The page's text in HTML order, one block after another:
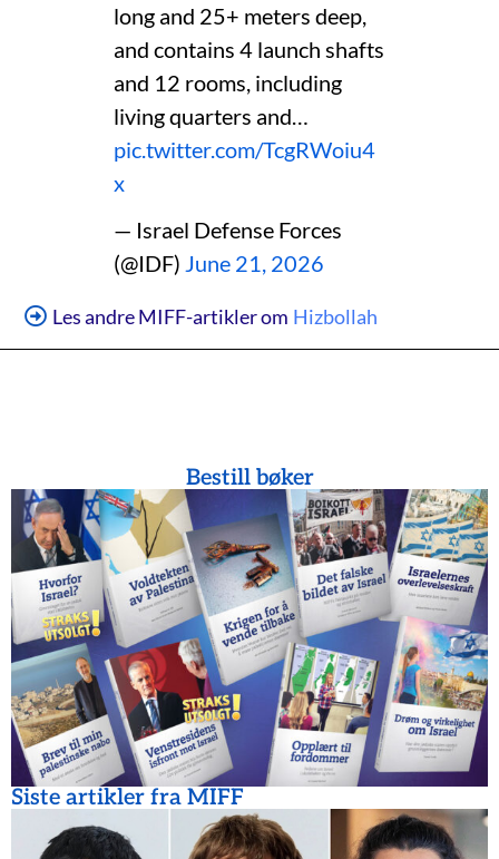
long and 25+ meters deep,
and contains 4 launch shafts
and 12 rooms, including
living quarters and…
pic.twitter.com/TcgRWoiu4
x
— Israel Defense Forces
(@IDF) June 21, 2026
Les andre MIFF-artikler om Hizbollah
Bestill bøker
Siste artikler fra MIFF